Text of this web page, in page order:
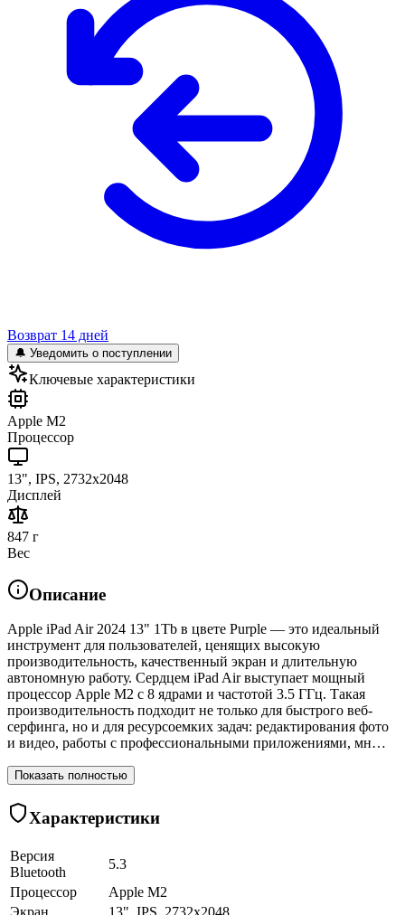
Возврат 14 дней
🔔 Уведомить о поступлении
Ключевые характеристики
Apple M2
Процессор
13", IPS, 2732x2048
Дисплей
847 г
Вес
Описание
Apple iPad Air 2024 13" 1Tb в цвете Purple — это идеальный
инструмент для пользователей, ценящих высокую
производительность, качественный экран и длительную
автономную работу. Сердцем iPad Air выступает мощный
процессор Apple M2 с 8 ядрами и частотой 3.5 ГГц. Такая
производительность подходит не только для быстрого веб-
серфинга, но и для ресурсоемких задач: редактирования фото
и видео, работы с профессиональными приложениями, мн…
Показать полностью
Характеристики
Версия
Bluetooth
5.3
Процессор
Apple M2
Экран
13", IPS, 2732x2048